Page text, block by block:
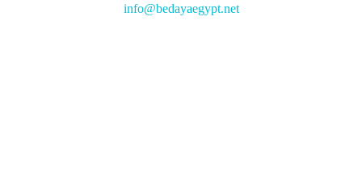
info@bedayaegypt.net